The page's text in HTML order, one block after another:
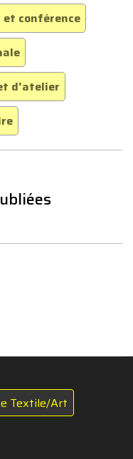
conférence
d'atelier
Textile/Art